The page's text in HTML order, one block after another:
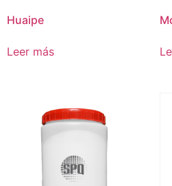
Huaipe
Leer más